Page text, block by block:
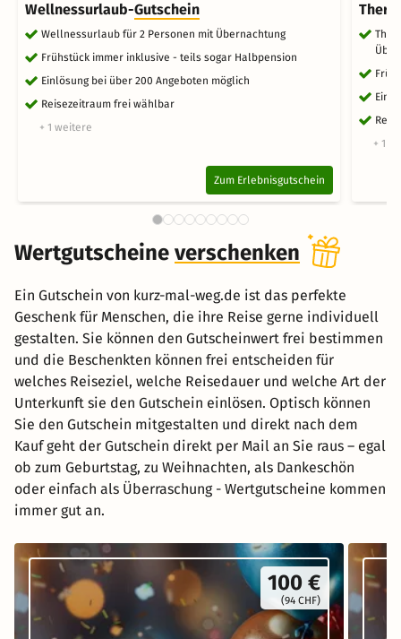
Wellnessurlaub-Gutschein
Wellnessurlaub für 2 Personen mit Übernachtung
Frühstück immer inklusive - teils sogar Halbpension
Einlösung bei über 200 Angeboten möglich
Reisezeitraum frei wählbar
+ 1 weitere
Zum Erlebnisgutschein
+ 1
Wertgutscheine verschenken
Ein Gutschein von kurz-mal-weg.de ist das perfekte
Geschenk für Menschen, die ihre Reise gerne individuell
gestalten. Sie können den Gutscheinwert frei bestimmen
und die Beschenkten können frei entscheiden für
welches Reiseziel, welche Reisedauer und welche Art der
Unterkunft sie den Gutschein einlösen. Optisch können
Sie den Gutschein mitgestalten und direkt nach dem
Kauf geht der Gutschein direkt per Mail an Sie raus – egal
ob zum Geburtstag, zu Weihnachten, als Dankeschön
oder einfach als Überraschung - Wertgutscheine kommen
immer gut an.
100 €
(94 CHF)